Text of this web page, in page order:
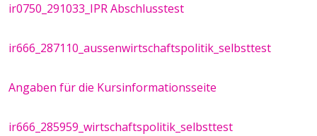
ir0750_291033_IPR Abschlusstest
ir666_287110_aussenwirtschaftspolitik_selbsttest
Angaben für die Kursinformationsseite
ir666_285959_wirtschaftspolitik_selbsttest